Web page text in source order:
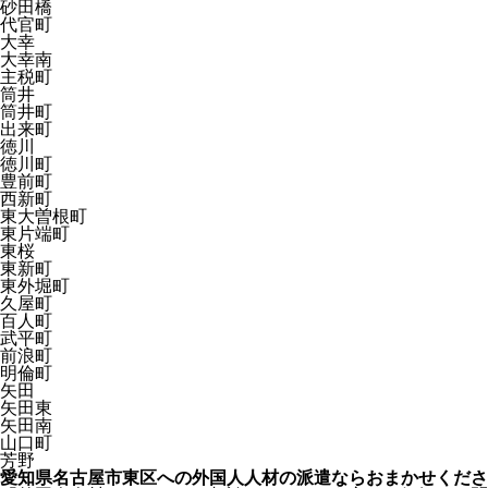
砂田橋
代官町
大幸
大幸南
主税町
筒井
筒井町
出来町
徳川
徳川町
豊前町
西新町
東大曽根町
東片端町
東桜
東新町
東外堀町
久屋町
百人町
武平町
前浪町
明倫町
矢田
矢田東
矢田南
山口町
芳野
愛知県名古屋市東区への外国人人材の派遣ならおまかせくだ